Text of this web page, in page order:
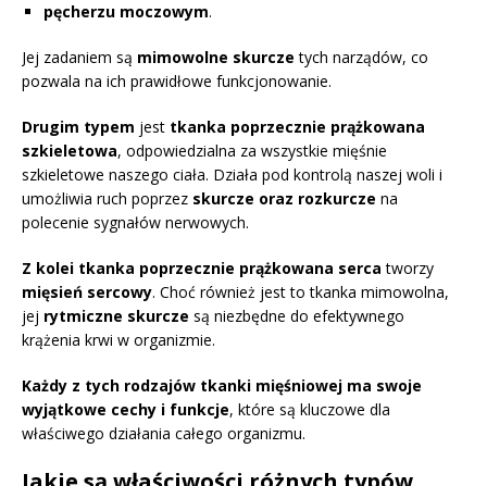
pęcherzu moczowym.
Jej zadaniem są mimowolne skurcze tych narządów, co
pozwala na ich prawidłowe funkcjonowanie.
Drugim typem jest tkanka poprzecznie prążkowana
szkieletowa, odpowiedzialna za wszystkie mięśnie
szkieletowe naszego ciała. Działa pod kontrolą naszej woli i
umożliwia ruch poprzez skurcze oraz rozkurcze na
polecenie sygnałów nerwowych.
Z kolei tkanka poprzecznie prążkowana serca tworzy
mięsień sercowy. Choć również jest to tkanka mimowolna,
jej rytmiczne skurcze są niezbędne do efektywnego
krążenia krwi w organizmie.
Każdy z tych rodzajów tkanki mięśniowej ma swoje
wyjątkowe cechy i funkcje, które są kluczowe dla
właściwego działania całego organizmu.